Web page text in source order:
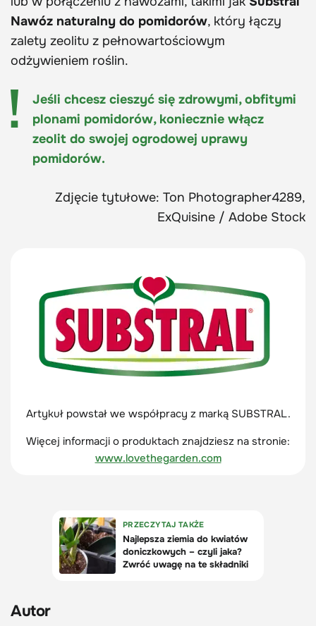
Nawóz naturalny do pomidorów, który łączy
zalety zeolitu z pełnowartościowym
odżywieniem roślin.
Jeśli chcesz cieszyć się zdrowymi, obfitymi
plonami pomidorów, koniecznie włącz
zeolit do swojej ogrodowej uprawy
pomidorów.
Zdjęcie tytułowe: Ton Photographer4289,
ExQuisine / Adobe Stock
Artykuł powstał we współpracy z marką SUBSTRAL.
Więcej informacji o produktach znajdziesz na stronie:
www.lovethegarden.com
Autor